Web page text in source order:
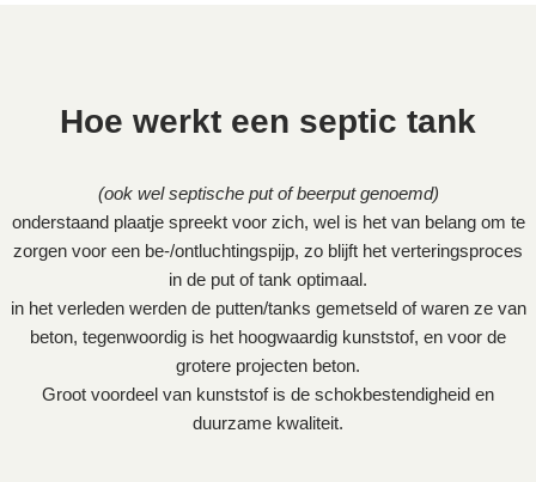
Hoe werkt een septic tank
(ook wel septische put of beerput genoemd)
onderstaand plaatje spreekt voor zich, wel is het van belang om te
zorgen voor een be-/ontluchtingspijp, zo blijft het verteringsproces
in de put of tank optimaal.
in het verleden werden de putten/tanks gemetseld of waren ze van
beton, tegenwoordig is het hoogwaardig kunststof, en voor de
grotere projecten beton.
Groot voordeel van kunststof is de schokbestendigheid en
duurzame kwaliteit.